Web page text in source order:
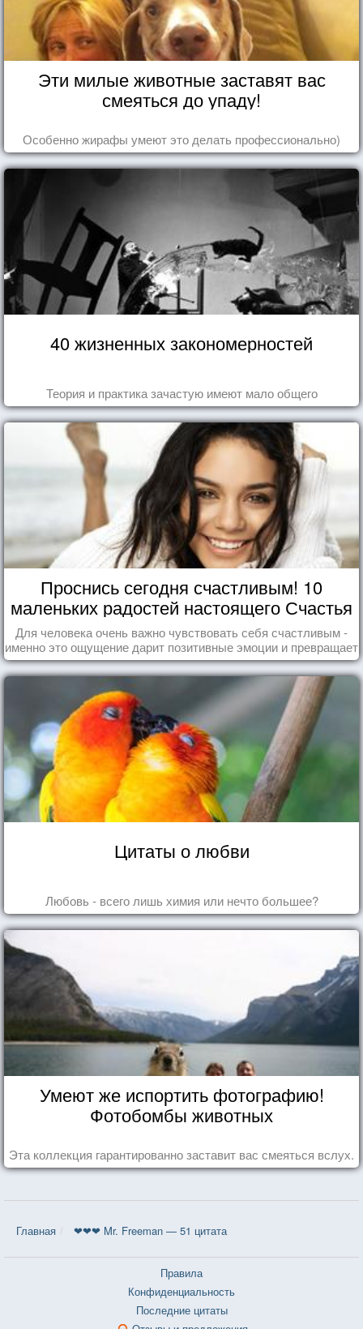
Эти милые животные заставят вас
смеяться до упаду!
Особенно жирафы умеют это делать профессионально)
40 жизненных закономерностей
Теория и практика зачастую имеют мало общего
Проснись сегодня счастливым! 10
маленьких радостей настоящего Счастья
Для человека очень важно чувствовать себя счастливым -
именно это ощущение дарит позитивные эмоции и превращает
каждый день в маленький праздник.
Цитаты о любви
Любовь - всего лишь химия или нечто большее?
Умеют же испортить фотографию!
Фотобомбы животных
Эта коллекция гарантированно заставит вас смеяться вслух.
Главная ❤❤❤ Mr. Freeman — 51 цитата
Правила
Конфиденциальность
Последние цитаты